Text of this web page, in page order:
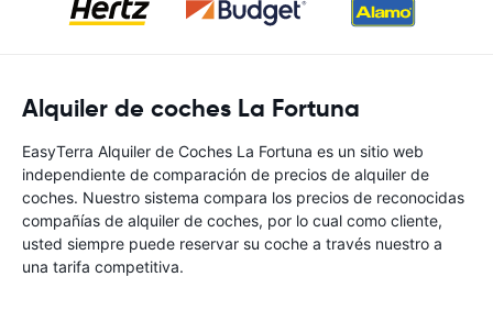
Alquiler de coches La Fortuna
EasyTerra Alquiler de Coches La Fortuna es un sitio web
independiente de comparación de precios de alquiler de
coches. Nuestro sistema compara los precios de reconocidas
compañías de alquiler de coches, por lo cual como cliente,
usted siempre puede reservar su coche a través nuestro a
una tarifa competitiva.